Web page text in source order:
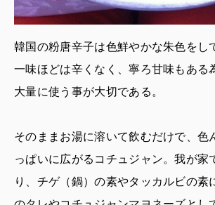
韓国の粉唐辛子は色鮮やかな朱色をし
一味ほどは辛くなく、寧ろ甘味もある
大量に使う事が大切である。
そのままお湯に溶いて飲むだけで、色
っぱいに広がるコチュジャン。我が家
り、チゲ（鍋）の素やタッカルビの素